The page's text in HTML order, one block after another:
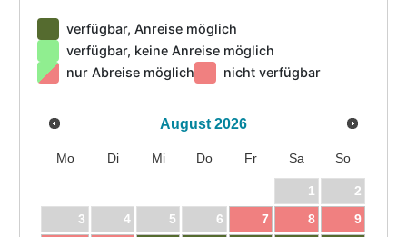
verfügbar, Anreise möglich
verfügbar, keine Anreise möglich
nur Abreise möglich
nicht verfügbar
August 2026
Mo Di Mi Do Fr Sa So
1
2
3
4 5 6 7 8
9